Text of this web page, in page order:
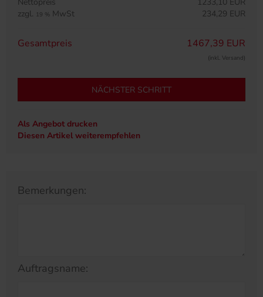
zzgl. 19 % MwSt 234,29 EUR
Gesamtpreis 1467,39 EUR
(inkl. Versand)
NÄCHSTER SCHRITT
Als Angebot drucken
Diesen Artikel weiterempfehlen
Bemerkungen:
Auftragsname: